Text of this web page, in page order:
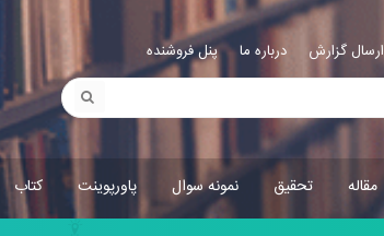
ارسال گزارش درباره ما پنل فروشنده
مقاله تحقیق نمونه سوال پاورپوینت کتاب